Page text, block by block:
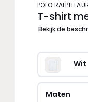
POLO RALPH
T-shirt
Bekijk de
Wit
Maten